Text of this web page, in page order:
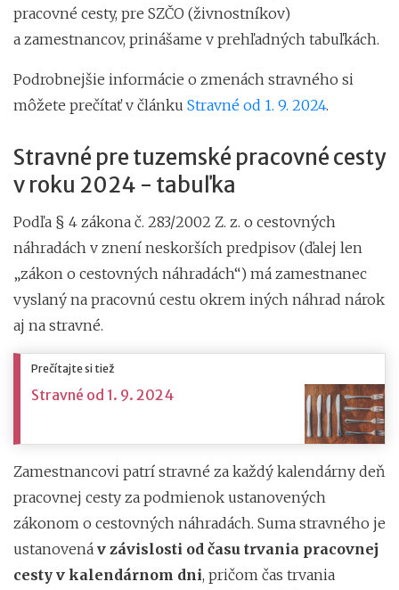
pracovné cesty, pre SZČO (živnostníkov)
a zamestnancov, prinášame v prehľadných tabuľkách.
Podrobnejšie informácie o zmenách stravného si
môžete prečítať v článku Stravné od 1. 9. 2024.
Stravné pre tuzemské pracovné cesty
v roku 2024 - tabuľka
Podľa § 4 zákona č. 283/2002 Z. z. o cestovných
náhradách v znení neskorších predpisov (ďalej len
„zákon o cestovných náhradách“) má zamestnanec
vyslaný na pracovnú cestu okrem iných náhrad nárok
aj na stravné.
Prečítajte si tiež
Stravné od 1. 9. 2024
Zamestnancovi patrí stravné za každý kalendárny deň
pracovnej cesty za podmienok ustanovených
zákonom o cestovných náhradách. Suma stravného je
ustanovená v závislosti od času trvania pracovnej
cesty v kalendárnom dni, pričom čas trvania